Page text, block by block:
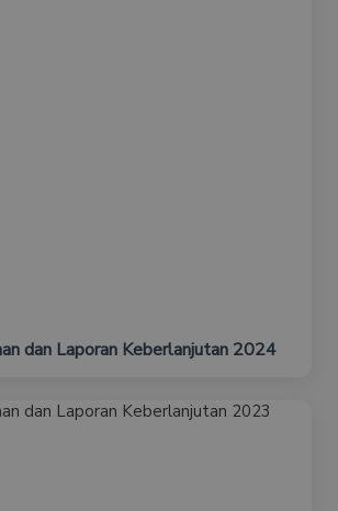
dan Laporan Keberlanjutan 2024